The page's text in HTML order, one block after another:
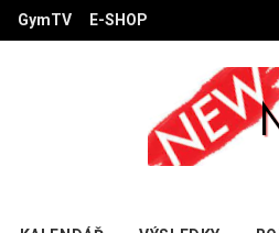
GymTV E-SHOP